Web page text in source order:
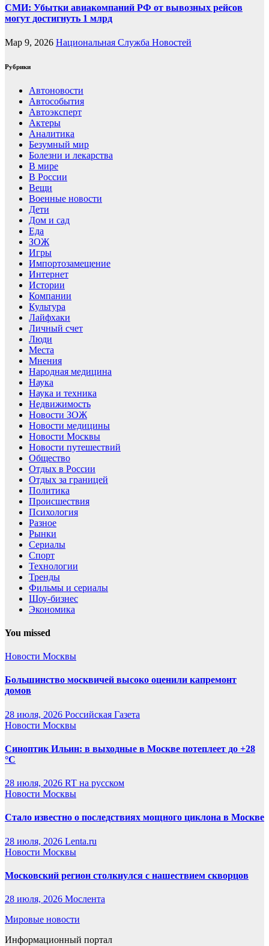
СМИ: Убытки авиакомпаний РФ от вывозных рейсов
могут достигнуть 1 млрд
Мар 9, 2026 Национальная Служба Новостей
Рубрики
Автоновости
Автособытия
Автоэксперт
Актеры
Аналитика
Безумный мир
Болезни и лекарства
В мире
В России
Вещи
Военные новости
Дети
Дом и сад
Еда
ЗОЖ
Игры
Импортозамещение
Интернет
Истории
Компании
Культура
Лайфхаки
Личный счет
Люди
Места
Мнения
Народная медицина
Наука
Наука и техника
Недвижимость
Новости ЗОЖ
Новости медицины
Новости Москвы
Новости путешествий
Общество
Отдых в России
Отдых за границей
Политика
Происшествия
Психология
Разное
Рынки
Сериалы
Спорт
Технологии
Тренды
Фильмы и сериалы
Шоу-бизнес
Экономика
You missed
Новости Москвы
Большинство москвичей высоко оценили капремонт
домов
28 июля, 2026 Российская Газета
Новости Москвы
Синоптик Ильин: в выходные в Москве потеплеет до +28
°C
28 июля, 2026 RT на русском
Новости Москвы
Стало известно о последствиях мощного циклона в Москве
28 июля, 2026 Lenta.ru
Новости Москвы
Московский регион столкнулся с нашествием скворцов
28 июля, 2026 Мослента
Мировые новости
Информационный портал